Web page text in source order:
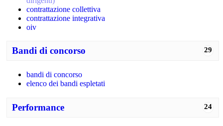
contrattazione collettiva
contrattazione integrativa
oiv
29
Bandi di concorso
bandi di concorso
elenco dei bandi espletati
24
Performance